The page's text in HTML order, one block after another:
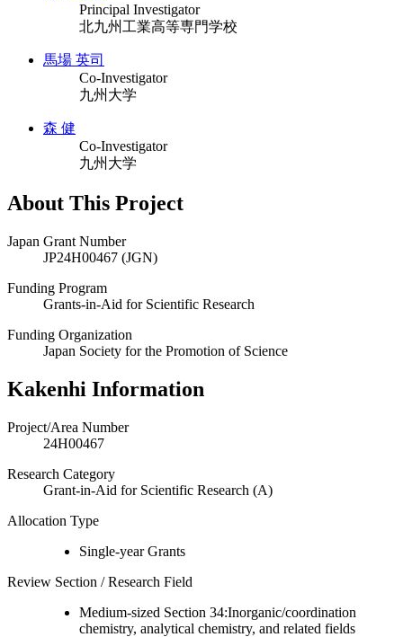
Principal Investigator
北九州工業高等専門学校
馬場 英司
Co-Investigator
九州大学
森 健
Co-Investigator
九州大学
About This Project
Japan Grant Number
JP24H00467 (JGN)
Funding Program
Grants-in-Aid for Scientific Research
Funding Organization
Japan Society for the Promotion of Science
Kakenhi Information
Project/Area Number
24H00467
Research Category
Grant-in-Aid for Scientific Research (A)
Allocation Type
Single-year Grants
Review Section / Research Field
Medium-sized Section 34:Inorganic/coordination
chemistry, analytical chemistry, and related fields